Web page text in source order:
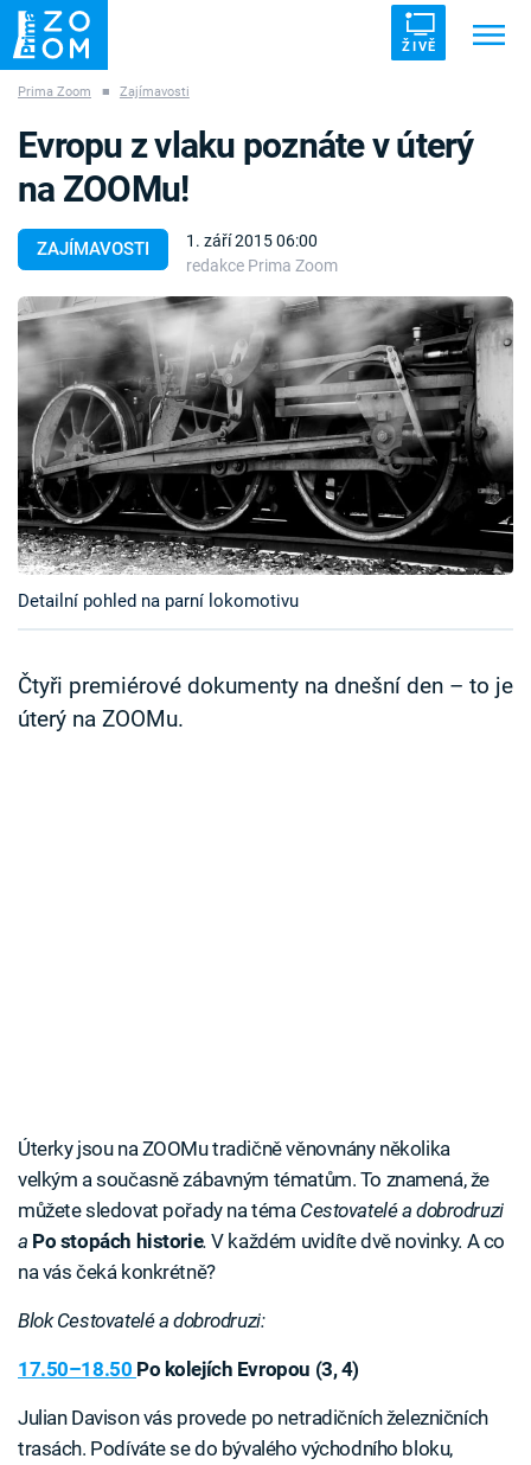
ŽIVĚ
ZÁHADY VETŘELCI DÁVNOVĚKU
Témata
Témata
Pořady
TV Program
Časopis
Sledujte prima+
Přihlášení
Prima Zoom ■ Zajímavosti
ZAJÍMAVOSTI
1. září 2015 06:00
redakce Prima Zoom
Evropu z vlaku poznáte v úterý
na ZOOMu!
Detailní pohled na parní lokomotivu
Čtyři premiérové dokumenty na dnešní den – to je
úterý na ZOOMu.
Úterky jsou na ZOOMu tradičně věnovnány několika
velkým a současně zábavným tématům. To znamená, že
můžete sledovat pořady na téma Cestovatelé a dobrodruzi
a Po stopách historie. V každém uvidíte dvě novinky. A co
na vás čeká konkrétně?
Blok Cestovatelé a dobrodruzi:
17.50–18.50 Po kolejích Evropou (3, 4)
Julian Davison vás provede po netradičních železničních
trasách. Podíváte se do bývalého východního bloku,